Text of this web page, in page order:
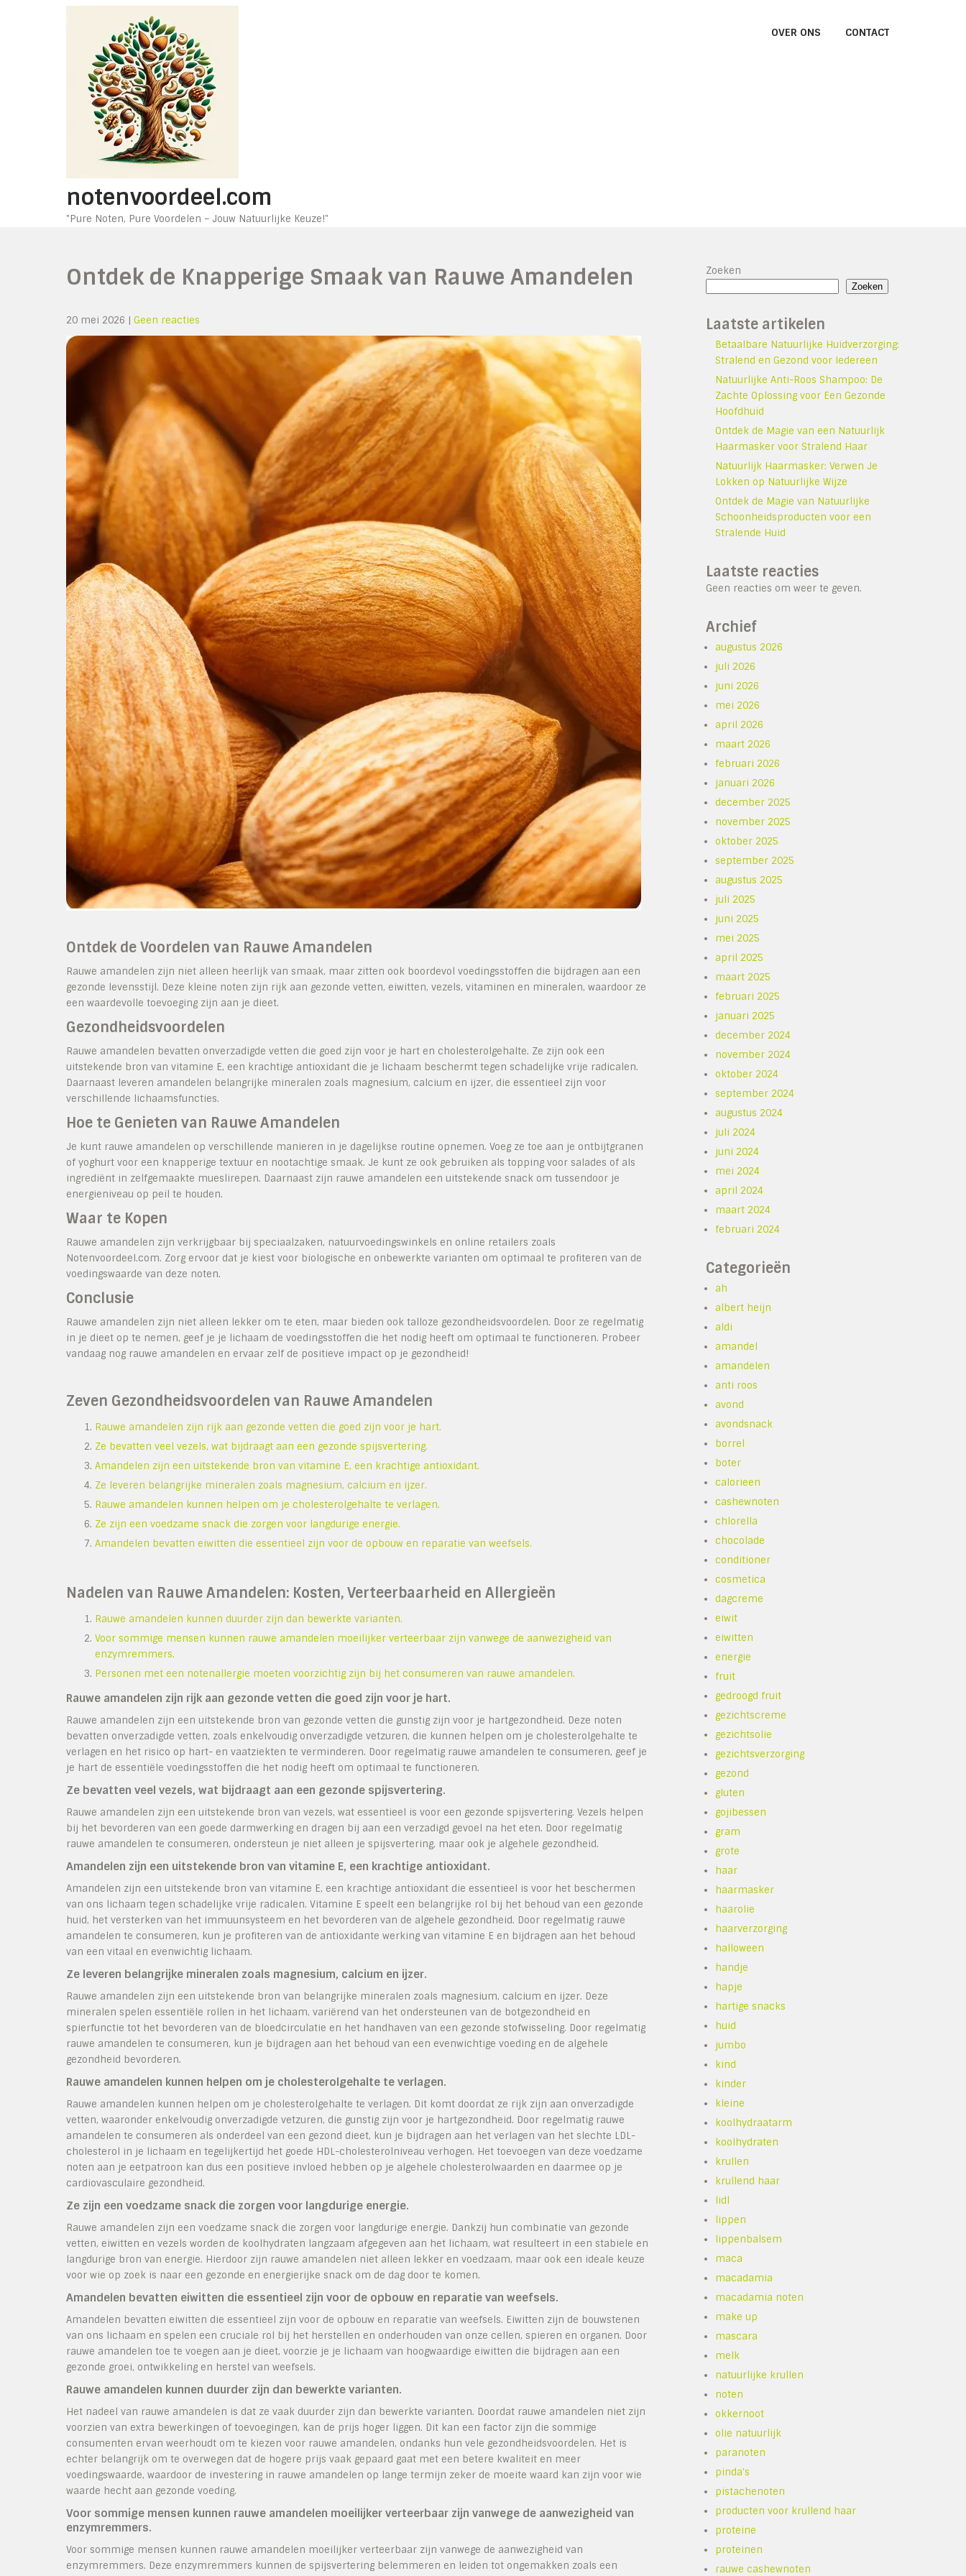
notenvoordeel.com
"Pure Noten, Pure Voordelen – Jouw Natuurlijke Keuze!"
OVER ONS CONTACT
Ontdek de Knapperige Smaak van Rauwe Amandelen
20 mei 2026 | Geen reacties
Ontdek de Voordelen van Rauwe Amandelen
Rauwe amandelen zijn niet alleen heerlijk van smaak, maar zitten ook boordevol voedingsstoffen die bijdragen aan een
gezonde levensstijl. Deze kleine noten zijn rijk aan gezonde vetten, eiwitten, vezels, vitaminen en mineralen, waardoor ze
een waardevolle toevoeging zijn aan je dieet.
Gezondheidsvoordelen
Rauwe amandelen bevatten onverzadigde vetten die goed zijn voor je hart en cholesterolgehalte. Ze zijn ook een
uitstekende bron van vitamine E, een krachtige antioxidant die je lichaam beschermt tegen schadelijke vrije radicalen.
Daarnaast leveren amandelen belangrijke mineralen zoals magnesium, calcium en ijzer, die essentieel zijn voor
verschillende lichaamsfuncties.
Hoe te Genieten van Rauwe Amandelen
Je kunt rauwe amandelen op verschillende manieren in je dagelijkse routine opnemen. Voeg ze toe aan je ontbijtgranen
of yoghurt voor een knapperige textuur en nootachtige smaak. Je kunt ze ook gebruiken als topping voor salades of als
ingrediënt in zelfgemaakte mueslirepen. Daarnaast zijn rauwe amandelen een uitstekende snack om tussendoor je
energieniveau op peil te houden.
Waar te Kopen
Rauwe amandelen zijn verkrijgbaar bij speciaalzaken, natuurvoedingswinkels en online retailers zoals
Notenvoordeel.com. Zorg ervoor dat je kiest voor biologische en onbewerkte varianten om optimaal te profiteren van de
voedingswaarde van deze noten.
Conclusie
Rauwe amandelen zijn niet alleen lekker om te eten, maar bieden ook talloze gezondheidsvoordelen. Door ze regelmatig
in je dieet op te nemen, geef je je lichaam de voedingsstoffen die het nodig heeft om optimaal te functioneren. Probeer
vandaag nog rauwe amandelen en ervaar zelf de positieve impact op je gezondheid!
Zeven Gezondheidsvoordelen van Rauwe Amandelen
Rauwe amandelen zijn rijk aan gezonde vetten die goed zijn voor je hart.
Ze bevatten veel vezels, wat bijdraagt aan een gezonde spijsvertering.
Amandelen zijn een uitstekende bron van vitamine E, een krachtige antioxidant.
Ze leveren belangrijke mineralen zoals magnesium, calcium en ijzer.
Rauwe amandelen kunnen helpen om je cholesterolgehalte te verlagen.
Ze zijn een voedzame snack die zorgen voor langdurige energie.
Amandelen bevatten eiwitten die essentieel zijn voor de opbouw en reparatie van weefsels.
Nadelen van Rauwe Amandelen: Kosten, Verteerbaarheid en Allergieën
Rauwe amandelen kunnen duurder zijn dan bewerkte varianten.
Voor sommige mensen kunnen rauwe amandelen moeilijker verteerbaar zijn vanwege de aanwezigheid van
enzymremmers.
Personen met een notenallergie moeten voorzichtig zijn bij het consumeren van rauwe amandelen.
Rauwe amandelen zijn rijk aan gezonde vetten die goed zijn voor je hart.
Rauwe amandelen zijn een uitstekende bron van gezonde vetten die gunstig zijn voor je hartgezondheid. Deze noten
bevatten onverzadigde vetten, zoals enkelvoudig onverzadigde vetzuren, die kunnen helpen om je cholesterolgehalte te
verlagen en het risico op hart- en vaatziekten te verminderen. Door regelmatig rauwe amandelen te consumeren, geef je
je hart de essentiële voedingsstoffen die het nodig heeft om optimaal te functioneren.
Ze bevatten veel vezels, wat bijdraagt aan een gezonde spijsvertering.
Rauwe amandelen zijn een uitstekende bron van vezels, wat essentieel is voor een gezonde spijsvertering. Vezels helpen
bij het bevorderen van een goede darmwerking en dragen bij aan een verzadigd gevoel na het eten. Door regelmatig
rauwe amandelen te consumeren, ondersteun je niet alleen je spijsvertering, maar ook je algehele gezondheid.
Amandelen zijn een uitstekende bron van vitamine E, een krachtige antioxidant.
Amandelen zijn een uitstekende bron van vitamine E, een krachtige antioxidant die essentieel is voor het beschermen
van ons lichaam tegen schadelijke vrije radicalen. Vitamine E speelt een belangrijke rol bij het behoud van een gezonde
huid, het versterken van het immuunsysteem en het bevorderen van de algehele gezondheid. Door regelmatig rauwe
amandelen te consumeren, kun je profiteren van de antioxidante werking van vitamine E en bijdragen aan het behoud
van een vitaal en evenwichtig lichaam.
Ze leveren belangrijke mineralen zoals magnesium, calcium en ijzer.
Rauwe amandelen zijn een uitstekende bron van belangrijke mineralen zoals magnesium, calcium en ijzer. Deze
mineralen spelen essentiële rollen in het lichaam, variërend van het ondersteunen van de botgezondheid en
spierfunctie tot het bevorderen van de bloedcirculatie en het handhaven van een gezonde stofwisseling. Door regelmatig
rauwe amandelen te consumeren, kun je bijdragen aan het behoud van een evenwichtige voeding en de algehele
gezondheid bevorderen.
Rauwe amandelen kunnen helpen om je cholesterolgehalte te verlagen.
Rauwe amandelen kunnen helpen om je cholesterolgehalte te verlagen. Dit komt doordat ze rijk zijn aan onverzadigde
vetten, waaronder enkelvoudig onverzadigde vetzuren, die gunstig zijn voor je hartgezondheid. Door regelmatig rauwe
amandelen te consumeren als onderdeel van een gezond dieet, kun je bijdragen aan het verlagen van het slechte LDL-
cholesterol in je lichaam en tegelijkertijd het goede HDL-cholesterolniveau verhogen. Het toevoegen van deze voedzame
noten aan je eetpatroon kan dus een positieve invloed hebben op je algehele cholesterolwaarden en daarmee op je
cardiovasculaire gezondheid.
Ze zijn een voedzame snack die zorgen voor langdurige energie.
Rauwe amandelen zijn een voedzame snack die zorgen voor langdurige energie. Dankzij hun combinatie van gezonde
vetten, eiwitten en vezels worden de koolhydraten langzaam afgegeven aan het lichaam, wat resulteert in een stabiele en
langdurige bron van energie. Hierdoor zijn rauwe amandelen niet alleen lekker en voedzaam, maar ook een ideale keuze
voor wie op zoek is naar een gezonde en energierijke snack om de dag door te komen.
Amandelen bevatten eiwitten die essentieel zijn voor de opbouw en reparatie van weefsels.
Amandelen bevatten eiwitten die essentieel zijn voor de opbouw en reparatie van weefsels. Eiwitten zijn de bouwstenen
van ons lichaam en spelen een cruciale rol bij het herstellen en onderhouden van onze cellen, spieren en organen. Door
rauwe amandelen toe te voegen aan je dieet, voorzie je je lichaam van hoogwaardige eiwitten die bijdragen aan een
gezonde groei, ontwikkeling en herstel van weefsels.
Rauwe amandelen kunnen duurder zijn dan bewerkte varianten.
Het nadeel van rauwe amandelen is dat ze vaak duurder zijn dan bewerkte varianten. Doordat rauwe amandelen niet zijn
voorzien van extra bewerkingen of toevoegingen, kan de prijs hoger liggen. Dit kan een factor zijn die sommige
consumenten ervan weerhoudt om te kiezen voor rauwe amandelen, ondanks hun vele gezondheidsvoordelen. Het is
echter belangrijk om te overwegen dat de hogere prijs vaak gepaard gaat met een betere kwaliteit en meer
voedingswaarde, waardoor de investering in rauwe amandelen op lange termijn zeker de moeite waard kan zijn voor wie
waarde hecht aan gezonde voeding.
Voor sommige mensen kunnen rauwe amandelen moeilijker verteerbaar zijn vanwege de aanwezigheid van
enzymremmers.
Voor sommige mensen kunnen rauwe amandelen moeilijker verteerbaar zijn vanwege de aanwezigheid van
enzymremmers. Deze enzymremmers kunnen de spijsvertering belemmeren en leiden tot ongemakken zoals een
Zoeken
Zoeken
Laatste artikelen
Betaalbare Natuurlijke Huidverzorging:
Stralend en Gezond voor Iedereen
Natuurlijke Anti-Roos Shampoo: De
Zachte Oplossing voor Een Gezonde
Hoofdhuid
Ontdek de Magie van een Natuurlijk
Haarmasker voor Stralend Haar
Natuurlijk Haarmasker: Verwen Je
Lokken op Natuurlijke Wijze
Ontdek de Magie van Natuurlijke
Schoonheidsproducten voor een
Stralende Huid
Laatste reacties
Geen reacties om weer te geven.
Archief
augustus 2026
juli 2026
juni 2026
mei 2026
april 2026
maart 2026
februari 2026
januari 2026
december 2025
november 2025
oktober 2025
september 2025
augustus 2025
juli 2025
juni 2025
mei 2025
april 2025
maart 2025
februari 2025
januari 2025
december 2024
november 2024
oktober 2024
september 2024
augustus 2024
juli 2024
juni 2024
mei 2024
april 2024
maart 2024
februari 2024
Categorieën
ah
albert heijn
aldi
amandel
amandelen
anti roos
avond
avondsnack
borrel
boter
calorieen
cashewnoten
chlorella
chocolade
conditioner
cosmetica
dagcreme
eiwit
eiwitten
energie
fruit
gedroogd fruit
gezichtscreme
gezichtsolie
gezichtsverzorging
gezond
gluten
gojibessen
gram
grote
haar
haarmasker
haarolie
haarverzorging
halloween
handje
hapje
hartige snacks
huid
jumbo
kind
kinder
kleine
koolhydraatarm
koolhydraten
krullen
krullend haar
lidl
lippen
lippenbalsem
maca
macadamia
macadamia noten
make up
mascara
melk
natuurlijke krullen
noten
okkernoot
olie natuurlijk
paranoten
pinda's
pistachenoten
producten voor krullend haar
proteine
proteinen
rauwe cashewnoten